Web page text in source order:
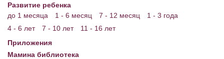
Сервис. Оценка роста и веса ребенка
Приложения для Android
Развитие ребенка
до 1 месяца
1 - 6 месяц 7 - 12 месяц
1 - 3 года
4 - 6 лет
7 - 10 лет
11 - 16 лет
Приложения
Мамина библиотека